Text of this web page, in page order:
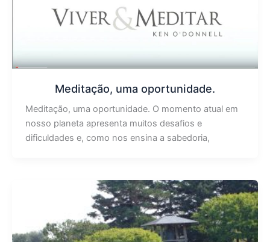
Meditação, uma oportunidade.
Meditação, uma oportunidade. O momento atual em
nosso planeta apresenta muitos desafios e
dificuldades e, como nos ensina a sabedoria,